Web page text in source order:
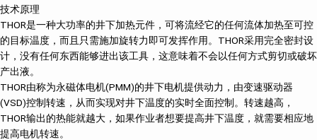
技术原理
THOR是一种大功率的井下加热元件，可将流经它的任何流体加热至可控
的目标温度，而且只需施加旋转力即可发挥作用。THOR采用完全密封设
计，没有任何东西能够进出该工具，这意味着不会以任何方式剪切或破坏
产出液。
THOR由称为永磁体电机(PMM)的井下电机提供动力，由变速驱动器
(VSD)控制转速，从而实现对井下温度的实时全面控制。转速越高，
THOR输出的热能就越大，如果作业者想要提高井下温度，就需要相应地
提高电机转速。